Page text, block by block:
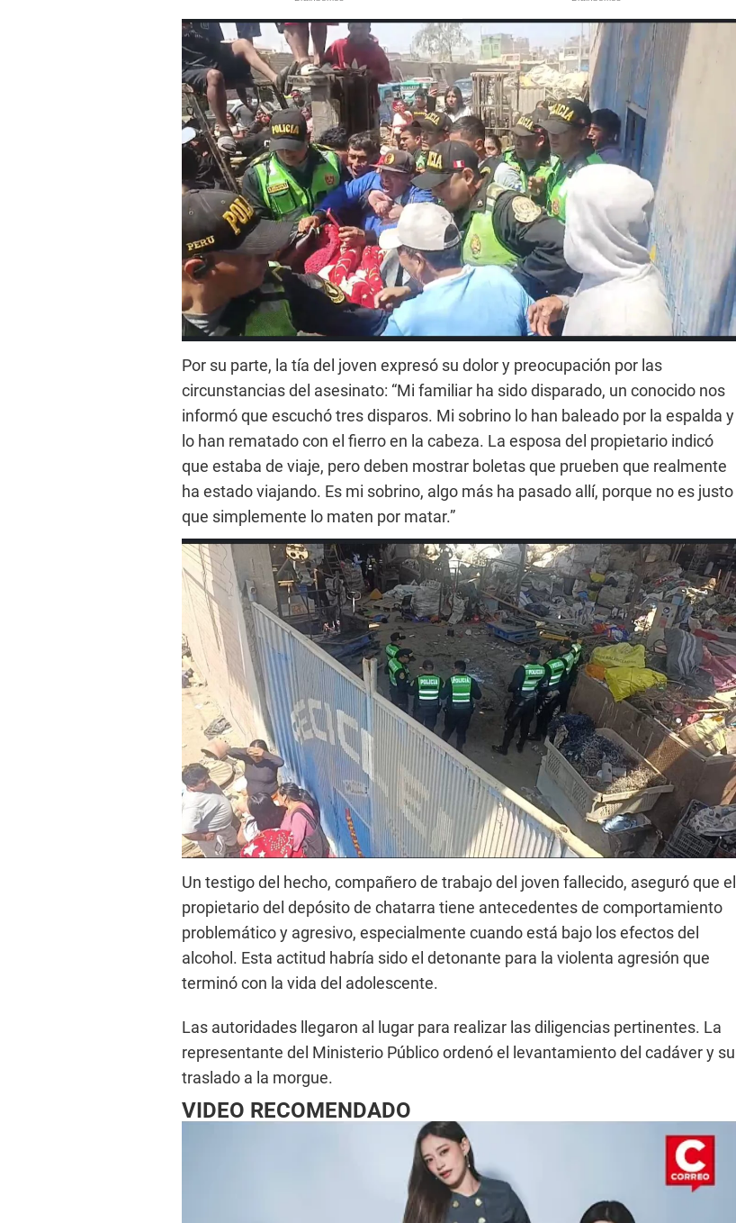
Por su parte, la tía del joven expresó su dolor y preocupación por las
circunstancias del asesinato: “Mi familiar ha sido disparado, un conocido nos
informó que escuchó tres disparos. Mi sobrino lo han baleado por la espalda y
lo han rematado con el fierro en la cabeza. La esposa del propietario indicó
que estaba de viaje, pero deben mostrar boletas que prueben que realmente
ha estado viajando. Es mi sobrino, algo más ha pasado allí, porque no es justo
que simplemente lo maten por matar.”
Un testigo del hecho, compañero de trabajo del joven fallecido, aseguró que el
propietario del depósito de chatarra tiene antecedentes de comportamiento
problemático y agresivo, especialmente cuando está bajo los efectos del
alcohol. Esta actitud habría sido el detonante para la violenta agresión que
terminó con la vida del adolescente.
Las autoridades llegaron al lugar para realizar las diligencias pertinentes. La
representante del Ministerio Público ordenó el levantamiento del cadáver y su
traslado a la morgue.
VIDEO RECOMENDADO